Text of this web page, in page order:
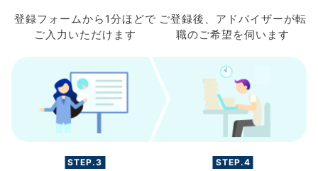
登録フォームから 1分ほどで
ご入力 いただけます
ご登録後、 アドバイザーが転
職のご希望を伺います
STEP.3 STEP.4